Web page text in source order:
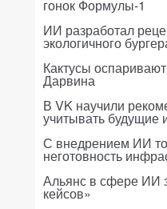
гонок Формулы-1
ИИ разработал
экологичного
Кактусы
Дарвина
В VK научили
учитывать будущие
С внедрением ИИ
неготовность
Альянс в сфере ИИ
кейсов»